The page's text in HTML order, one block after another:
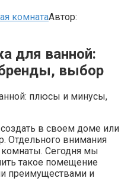
комнатаАвтор:
для ванной:
выбор
в своем доме или
Отдельного внимания
комнаты. Сегодня мы
такое помещение
преимуществами и